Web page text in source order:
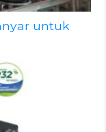
untuk